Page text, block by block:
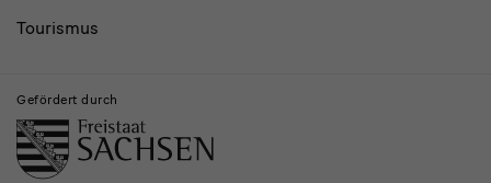
Tourismus
Gefördert durch